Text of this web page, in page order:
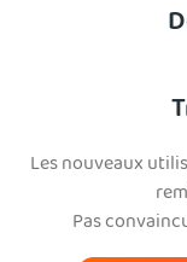
Les nouveaux
Pas